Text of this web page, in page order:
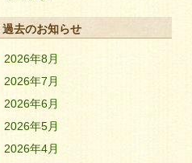
過去のお知らせ
2026年8月
2026年7月
2026年6月
2026年5月
2026年4月